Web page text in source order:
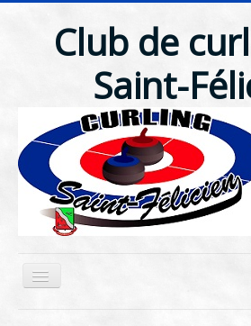
Club de
Saint-